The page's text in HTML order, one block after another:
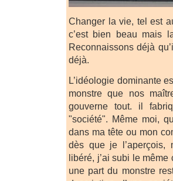
Changer la vie, tel est
c’est bien beau mais
Reconnaissons déjà
déjà.
L’idéologie dominante
monstre que nos
gouverne tout. il
"société". Même moi,
dans ma tête ou mon
dès que je l’aperçois,
libéré, j’ai subi le même
une part du monstre